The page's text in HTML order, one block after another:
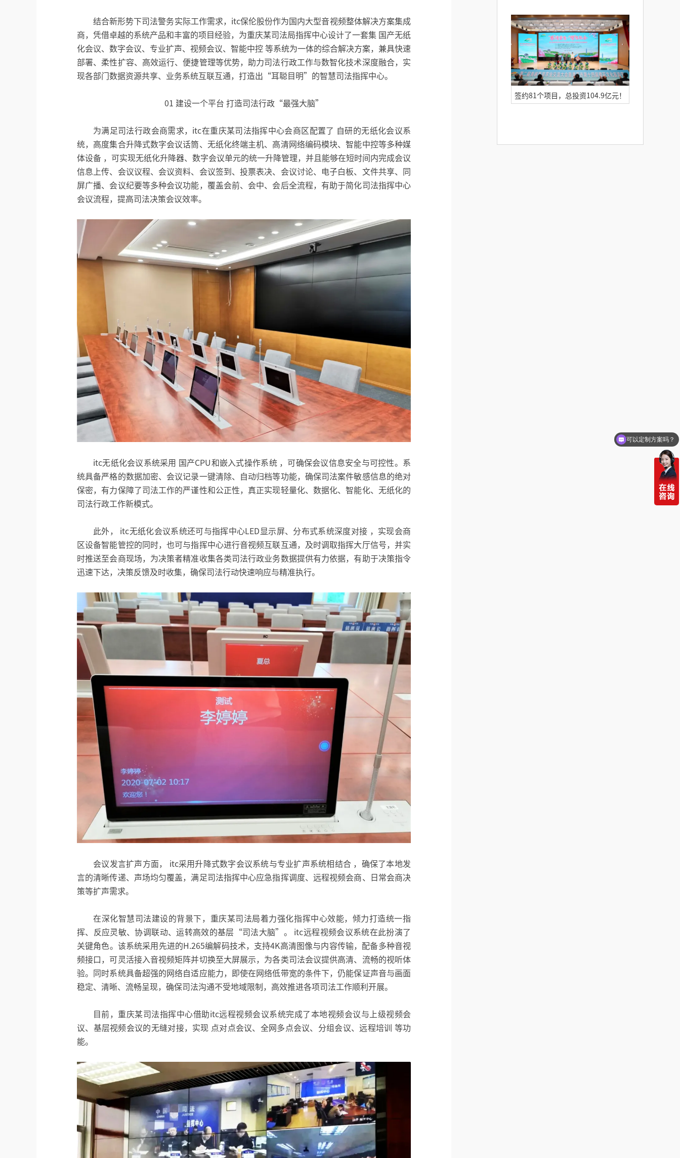
结合新形势下司法警务实际工作需求，itc保伦股份作为国内大型音视频整体解决方案集成
商，凭借卓越的系统产品和丰富的项目经验，为重庆某司法局指挥中心设计了一套集 国产无纸
化会议、数字会议、专业扩声、视频会议、智能中控 等系统为一体的综合解决方案，兼具快速
部署、柔性扩容、高效运行、便捷管理等优势，助力司法行政工作与数智化技术深度融合，实
现各部门数据资源共享、业务系统互联互通，打造出“耳聪目明”的智慧司法指挥中心。
01 建设一个平台 打造司法行政“最强大脑”
为满足司法行政会商需求，itc在重庆某司法指挥中心会商区配置了 自研的无纸化会议系
统，高度集合升降式数字会议话筒、无纸化终端主机、高清网络编码模块、智能中控等多种媒
体设备 ，可实现无纸化升降器、数字会议单元的统一升降管理，并且能够在短时间内完成会议
信息上传、会议议程、会议资料、会议签到、投票表决、会议讨论、电子白板、文件共享、同
屏广播、会议纪要等多种会议功能，覆盖会前、会中、会后全流程，有助于简化司法指挥中心
会议流程，提高司法决策会议效率。
itc无纸化会议系统采用 国产CPU和嵌入式操作系统 ，可确保会议信息安全与可控性。系
统具备严格的数据加密、会议记录一键清除、自动归档等功能，确保司法案件敏感信息的绝对
保密，有力保障了司法工作的严谨性和公正性，真正实现轻量化、数据化、智能化、无纸化的
司法行政工作新模式。
此外， itc无纸化会议系统还可与指挥中心LED显示屏、分布式系统深度对接 ，实现会商
区设备智能管控的同时，也可与指挥中心进行音视频互联互通，及时调取指挥大厅信号，并实
时推送至会商现场，为决策者精准收集各类司法行政业务数据提供有力依据，有助于决策指令
迅速下达，决策反馈及时收集，确保司法行动快速响应与精准执行。
会议发言扩声方面， itc采用升降式数字会议系统与专业扩声系统相结合 ，确保了本地发
言的清晰传递、声场均匀覆盖，满足司法指挥中心应急指挥调度、远程视频会商、日常会商决
策等扩声需求。
在深化智慧司法建设的背景下，重庆某司法局着力强化指挥中心效能，倾力打造统一指
挥、反应灵敏、协调联动、运转高效的基层“司法大脑”。 itc远程视频会议系统在此扮演了
关键角色。该系统采用先进的H.265编解码技术，支持4K高清图像与内容传输，配备多种音视
频接口，可灵活接入音视频矩阵并切换至大屏展示，为各类司法会议提供高清、流畅的视听体
验。同时系统具备超强的网络自适应能力，即使在网络低带宽的条件下，仍能保证声音与画面
稳定、清晰、流畅呈现，确保司法沟通不受地域限制，高效推进各项司法工作顺利开展。
目前，重庆某司法指挥中心借助itc远程视频会议系统完成了本地视频会议与上级视频会
议、基层视频会议的无缝对接，实现 点对点会议、全网多点会议、分组会议、远程培训 等功
能。
行多个集群会议室改造升级！
签约81个项目，总投资104.9亿元！
你们电话多少